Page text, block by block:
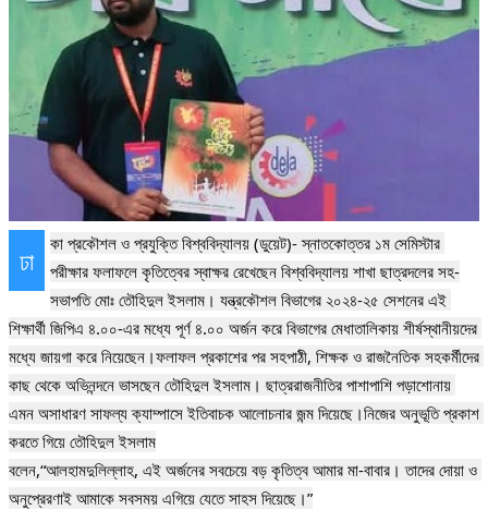
ঢা
কা প্রকৌশল ও প্রযুক্তি বিশ্ববিদ্যালয় (ডুয়েট)- স্নাতকোত্তর ১ম সেমিস্টার
পরীক্ষার ফলাফলে কৃতিত্বের স্বাক্ষর রেখেছেন বিশ্ববিদ্যালয় শাখা ছাত্রদলের সহ-
সভাপতি মোঃ তৌহিদুল ইসলাম। যন্ত্রকৌশল বিভাগের ২০২৪-২৫ সেশনের এই
শিক্ষার্থী জিপিএ ৪.০০-এর মধ্যে পূর্ণ ৪.০০ অর্জন করে বিভাগের মেধাতালিকায় শীর্ষস্থানীয়দের
মধ্যে জায়গা করে নিয়েছেন।ফলাফল প্রকাশের পর সহপাঠী, শিক্ষক ও রাজনৈতিক সহকর্মীদের
কাছ থেকে অভিনন্দনে ভাসছেন তৌহিদুল ইসলাম। ছাত্ররাজনীতির পাশাপাশি পড়াশোনায়
এমন অসাধারণ সাফল্য ক্যাম্পাসে ইতিবাচক আলোচনার জন্ম দিয়েছে।নিজের অনুভূতি প্রকাশ
করতে গিয়ে তৌহিদুল ইসলাম
বলেন,“আলহামদুলিল্লাহ, এই অর্জনের সবচেয়ে বড় কৃতিত্ব আমার মা-বাবার। তাদের দোয়া ও
অনুপ্রেরণাই আমাকে সবসময় এগিয়ে যেতে সাহস দিয়েছে।”